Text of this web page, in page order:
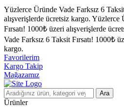
Yüzlerce Üründe Vade Farksız 6 Taksit
alışverişlerde ücretsiz kargo. Yüzlerce
Fırsatı! 1000₺ üzeri alışverişlerde
Vade Farksız 6 Taksit Fırsatı! 1000₺
kargo.
Favorilerim
Kargo Takip
Mağazamız
Ara
Ürünler